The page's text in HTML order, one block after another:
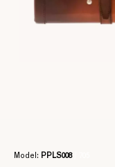
Model: PPLS008